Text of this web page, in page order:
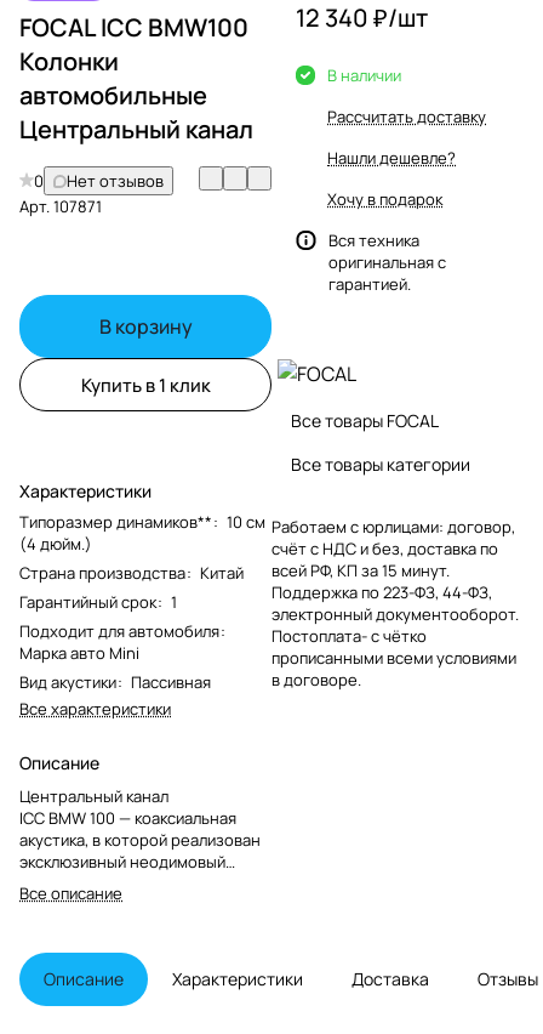
FOCAL ICC BMW100
Колонки
автомобильные
Центральный канал
0
Нет отзывов
Арт.107871
В корзину
Купить в 1 клик
Характеристики
Типоразмер динамиков**: 10 см
(4 дюйм.)
Страна производства: Китай
Гарантийный срок: 1
Подходит для автомобиля:
Марка авто Mini
Вид акустики: Пассивная
Все характеристики
Описание
Центральный канал
ICC BMW 100 — коаксиальная
акустика, в которой реализован
эксклюзивный неодимовый
драйвер и твитер с куполом из
алюминиево‑магниевого сплава.
на работу с высокой мощностью
и обеспечивает идеальное
воспроизведение высоких
Все описание
12 340 ₽/шт
В наличии
Рассчитать доставку
Нашли дешевле?
Хочу в подарок
Вся техника
оригинальная с
гарантией.
Все товары FOCAL
Все товары категории
Работаем с юрлицами: договор,
счёт с НДС и без, доставка по
всей РФ, КП за 15 минут.
Поддержка по 223-ФЗ, 44-ФЗ,
электронный документооборот.
Постоплата- с чётко
прописанными всеми условиями
в договоре.
Описание Характеристики Доставка Отзывы